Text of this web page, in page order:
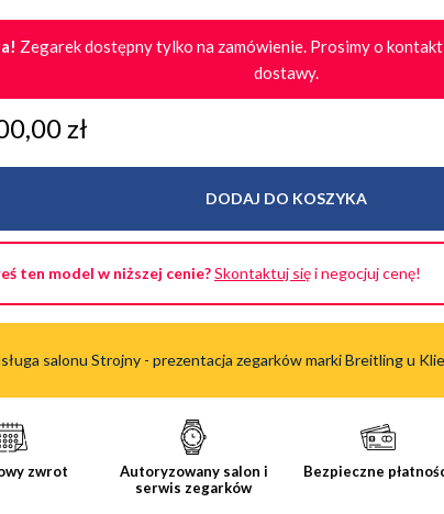
Zegarek dostępny tylko na zamówienie. Prosimy o
dostawy.
zł
DODAJ DO KOSZYKA
ten model w niższej cenie?Skontaktuj sięi negocjuj cenę!
salonu Strojny - prezentacja zegarków marki Breitling u
zwrot
Autoryzowany salon i
serwis zegarków
Bezpieczne